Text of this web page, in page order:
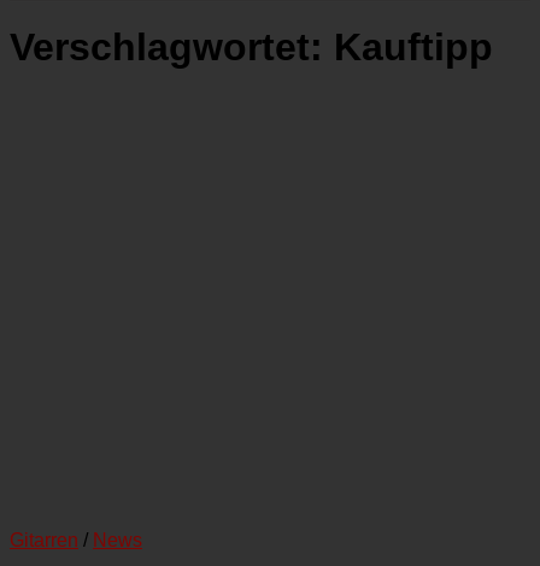
Verschlagwortet: Kauftipp
Gitarren / News